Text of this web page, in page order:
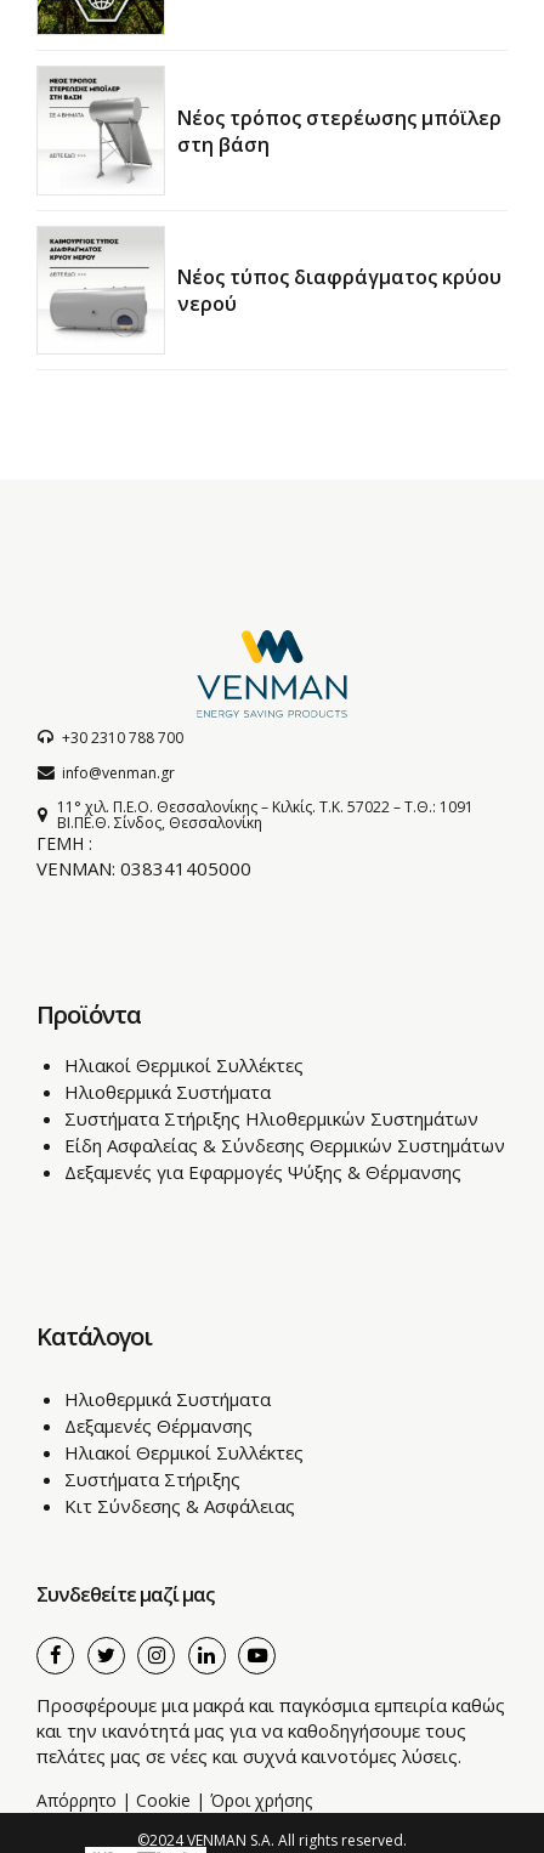
Νέος τρόπος στερέωσης μπόϊλερ
στη βάση
Νέος τύπος διαφράγματος κρύου
νερού
+30 2310 788 700
info@venman.gr
11° χιλ. Π.Ε.Ο. Θεσσαλονίκης – Κιλκίς. T.K. 57022 – Τ.Θ.: 1091
BI.ΠΕ.Θ. Σίνδος, Θεσσαλονίκη
ΓΕΜΗ :
VENMAN: 038341405000
Προϊόντα
Ηλιακοί Θερμικοί Συλλέκτες
Ηλιοθερμικά Συστήματα
Συστήματα Στήριξης Ηλιοθερμικών Συστημάτων
Είδη Ασφαλείας & Σύνδεσης Θερμικών Συστημάτων
Δεξαμενές για Εφαρμογές Ψύξης & Θέρμανσης
Κατάλογοι
Ηλιοθερμικά Συστήματα
Δεξαμενές Θέρμανσης
Ηλιακοί Θερμικοί Συλλέκτες
Συστήματα Στήριξης
Κιτ Σύνδεσης & Ασφάλειας
Συνδεθείτε μαζί μας
Προσφέρουμε μια μακρά και παγκόσμια εμπειρία καθώς
και την ικανότητά μας για να καθοδηγήσουμε τους
πελάτες μας σε νέες και συχνά καινοτόμες λύσεις.
Απόρρητο | Cookie | Όροι χρήσης
©2024 VENMAN S.A. All rights reserved.